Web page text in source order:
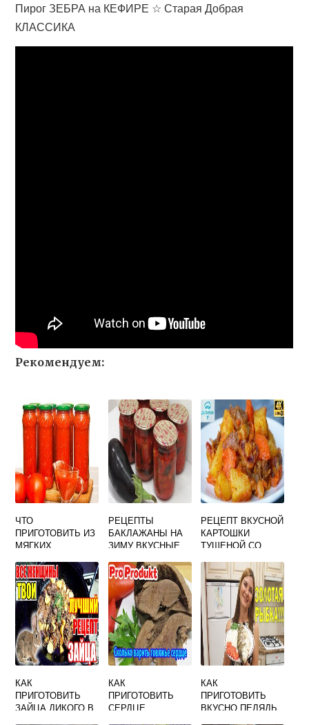
Пирог ЗЕБРА на КЕФИРЕ ☆ Старая Добрая
КЛАССИКА
Рекомендуем:
ЧТО
ПРИГОТОВИТЬ ИЗ
МЯГКИХ
ЗИМУ РЕЦЕПТЫ
БЕЗ
СТЕРИЛИЗАЦИИ
БЫСТРО И
ВКУСНО В
ДОМАШНИХ
РЕЦЕПТЫ
БАКЛАЖАНЫ НА
ЗИМУ ВКУСНЫЕ
СТЕРИЛИЗАЦИИ
РЕЦЕПТ ВКУСНОЙ
КАРТОШКИ
ТУШЕНОЙ СО
КАК
ПРИГОТОВИТЬ
ЗАЙЦА ДИКОГО В
КАК
ПРИГОТОВИТЬ
СЕРДЦЕ
КАК
ПРИГОТОВИТЬ
ВКУСНО ПЕЛЯДЬ